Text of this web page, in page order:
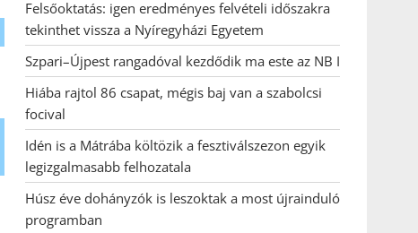
Felsőoktatás: igen eredményes felvételi időszakra
tekinthet vissza a Nyíregyházi Egyetem
Szpari–Újpest rangadóval kezdődik ma este az NB I
Hiába rajtol 86 csapat, mégis baj van a szabolcsi
focival
Idén is a Mátrába költözik a fesztiválszezon egyik
legizgalmasabb felhozatala
Húsz éve dohányzók is leszoktak a most újrainduló
programban